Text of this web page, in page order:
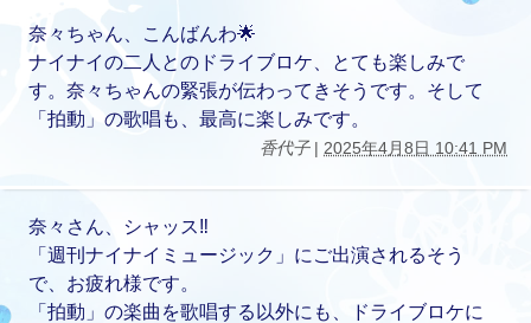
奈々ちゃん、こんばんわ🌟
ナイナイの二人とのドライブロケ、とても楽しみで
す。奈々ちゃんの緊張が伝わってきそうです。そして
「拍動」の歌唱も、最高に楽しみです。
香代子| 2025年4月8日 10:41 PM
奈々さん、シャッス‼️
「週刊ナイナイミュージック」にご出演されるそう
で、お疲れ様です。
「拍動」の楽曲を歌唱する以外にも、ドライブロケに